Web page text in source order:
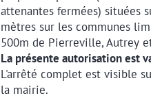
attenantes fermées) situées
mètres sur les communes
500m de Pierreville, Autrey
La présente autorisation est
L'arrêté complet est visible
la mairie.